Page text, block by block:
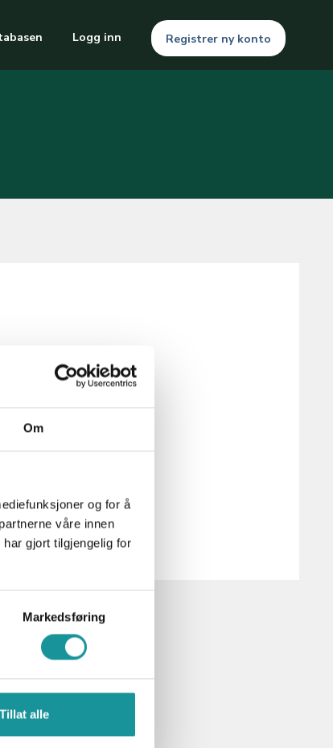
Om
og for å
våre innen
gjort tilgjengelig for
Markedsføring
Tillat alle
Logg inn Registrer ny konto
klatremiljø.